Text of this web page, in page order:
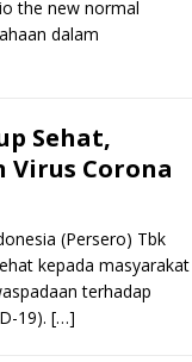
the new normal
dalam
Sehat,
Virus Corona
(Persero) Tbk
kepada masyarakat
terhadap
19). […]